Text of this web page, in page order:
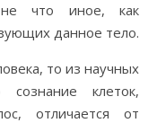
что иное, как
данное тело.
то из научных
клеток,
отличается от